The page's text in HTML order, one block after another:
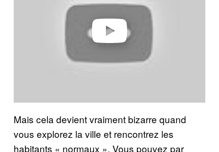
Mais cela devient vraiment bizarre quand
vous explorez la ville et rencontrez les
habitants « normaux ». Vous pouvez par